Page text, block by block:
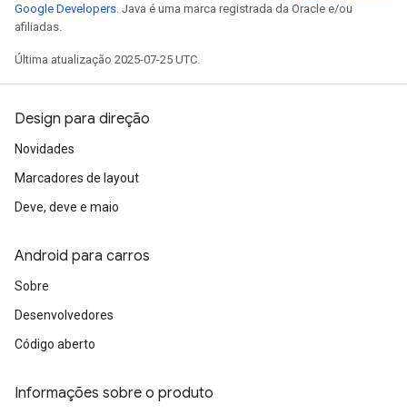
Google Developers . Java é uma marca registrada da Oracle e/ou
afiliadas.
Última atualização 2025-07-25 UTC.
Design para direção
Novidades
Marcadores de layout
Deve, deve e maio
Android para carros
Sobre
Desenvolvedores
Código aberto
Informações sobre o produto